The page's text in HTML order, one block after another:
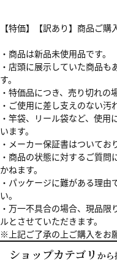
【特価】【訳あり】商品ご購
・商品は新品未使用品です。
・店頭に展示していた商品
す。
・特価品につき、売り切れの
・ご使用に差し支えのない汚
・竿袋、リール袋など、使
います。
・メーカー保証書はついてお
・商品の状態に対するご質
かねます。
・パッケージに難がある理
い。
・万一不具合の場合、現品
ルとさせていただきます。
※上記ご了承の上ご購入をお